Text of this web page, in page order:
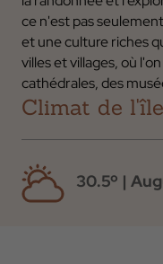
ce n'est pas
et une culture riches
villes et villages, où
cathédrales, des
Climat de l'île
30.5º |